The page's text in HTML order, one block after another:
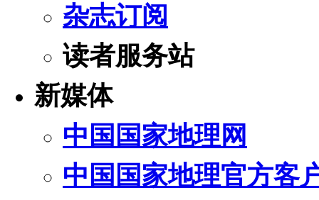
杂志订阅
读者服务站
新媒体
中国国家地理网
中国国家地理官方客